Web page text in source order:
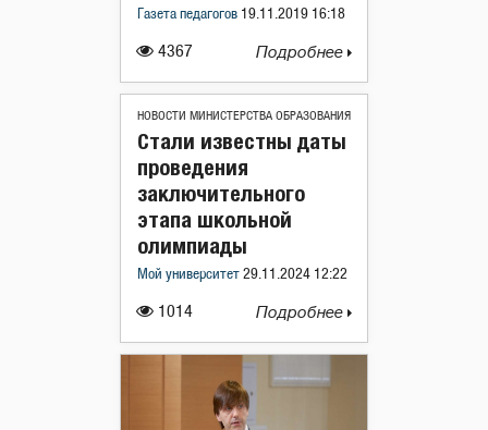
4367
Газета педагогов 19.11.2019 16:18
Подробнее
НОВОСТИ МИНИСТЕРСТВА ОБРАЗОВАНИЯ
1014
Стали известны даты
проведения
заключительного
этапа школьной
олимпиады
Мой университет 29.11.2024 12:22
Подробнее